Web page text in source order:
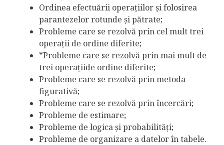
Ordinea efectuării operaţiilor şi folosirea
parantezelor rotunde şi pătrate;
Probleme care se rezolvă prin cel mult trei
operaţii de ordine diferite;
*Probleme care se rezolvă prin mai mult de
trei operaţiide ordine diferite;
Probleme care se rezolvă prin metoda
figurativă;
Probleme care se rezolvă prin încercări;
Probleme de estimare;
Probleme de logica şi probabilităţi;
Probleme de organizare a datelor în tabele.